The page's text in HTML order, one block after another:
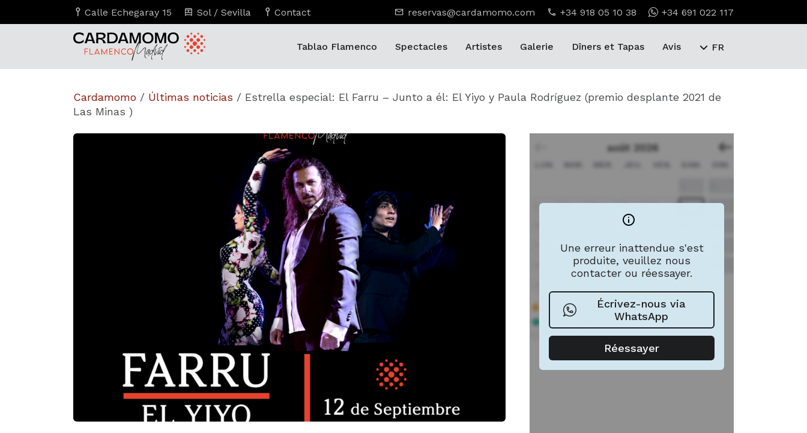
Calle Echegaray 15 Sol / Sevilla Contact reservas@cardamomo.com +34 918 05 10 38 +34 691 022 117
Tablao Flamenco Spectacles Artistes Galerie Dîners et Tapas Avis FR
Cardamomo / Últimas noticias / Estrella especial: El Farru – Junto a él: El Yiyo y Paula Rodríguez (premio desplante 2021 de
Las Minas )